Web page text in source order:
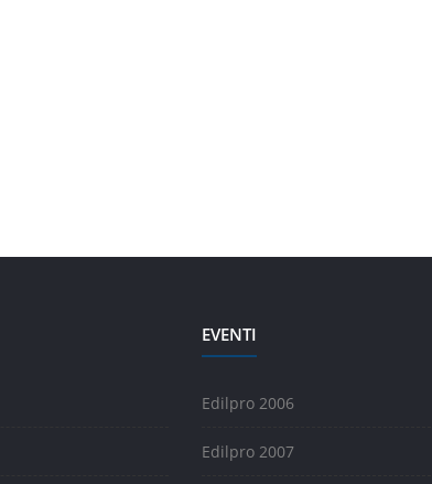
EVENTI
Edilpro 2006
Edilpro 2007